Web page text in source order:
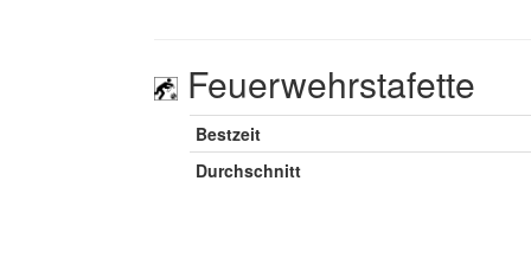
Feuerwehrstafette
Bestzeit
Durchschnitt